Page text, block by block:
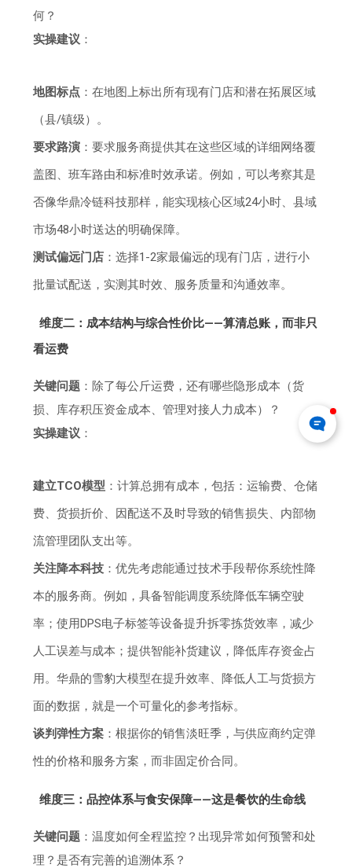
何？
实操建议 ：
地图标点 ：在地图上标出所有现有门店和潜在拓展区域
（县/镇级）。
要求路演 ：要求服务商提供其在这些区域的详细网络覆
盖图、班车路由和标准时效承诺。例如，可以考察其是
否像华鼎冷链科技那样，能实现核心区域24小时、县域
市场48小时送达的明确保障。
测试偏远门店 ：选择1-2家最偏远的现有门店，进行小
批量试配送，实测其时效、服务质量和沟通效率。
维度二：成本结构与综合性价比——算清总账，而非只
看运费
关键问题 ：除了每公斤运费，还有哪些隐形成本（货
损、库存积压资金成本、管理对接人力成本）？
实操建议 ：
建立TCO模型 ：计算总拥有成本，包括：运输费、仓储
费、货损折价、因配送不及时导致的销售损失、内部物
流管理团队支出等。
关注降本科技 ：优先考虑能通过技术手段帮你系统性降
本的服务商。例如，具备智能调度系统降低车辆空驶
率；使用DPS电子标签等设备提升拆零拣货效率，减少
人工误差与成本；提供智能补货建议，降低库存资金占
用。华鼎的雪豹大模型在提升效率、降低人工与货损方
面的数据，就是一个可量化的参考指标。
谈判弹性方案 ：根据你的销售淡旺季，与供应商约定弹
性的价格和服务方案，而非固定价合同。
维度三：品控体系与食安保障——这是餐饮的生命线
关键问题 ：温度如何全程监控？出现异常如何预警和处
理？是否有完善的追溯体系？